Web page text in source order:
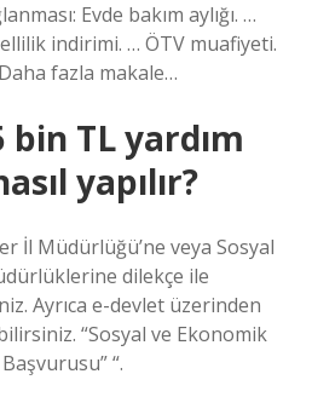
Evde bakım aylığı. …
indirimi. … ÖTV muafiyeti.
fazla makale…
bin TL yardım
yapılır?
İl Müdürlüğü’ne veya Sosyal
dilekçe ile
Ayrıca e-devlet üzerinden
“Sosyal ve Ekonomik
“.